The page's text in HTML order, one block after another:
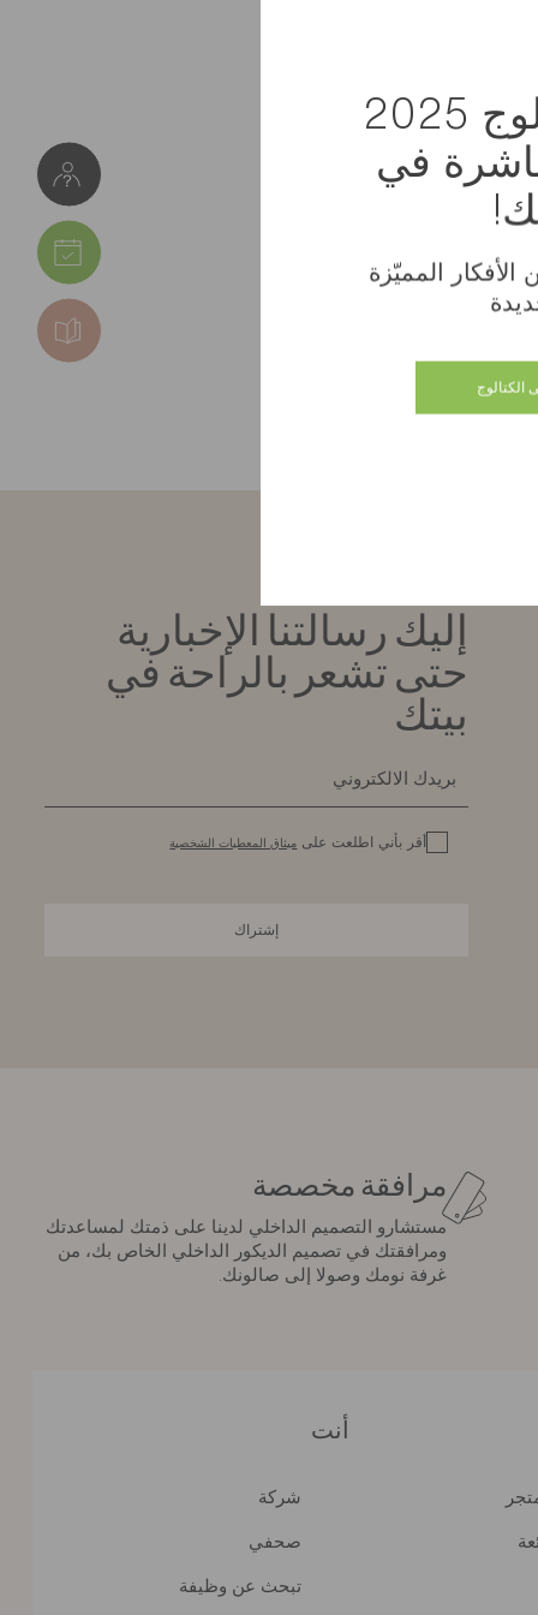
استلم كتالوج 2025
في
الأفكار المميّزة
الكتالوج
إليك رسالتنا الإخبارية
حتى تشعر بالراحة في
بيتك
أقر بأني اطلعت على ميثاق المعطيات الشخصية
إشتراك
مرافقة مخصصة
مستشارو التصميم الداخلي لدينا على ذمتك لمساعدتك
ومرافقتك في تصميم الديكور الداخلي الخاص بك، من
غرفة نومك وصولا إلى صالونك.
أنت
شركة
صحفي
تبحث عن وظيفة